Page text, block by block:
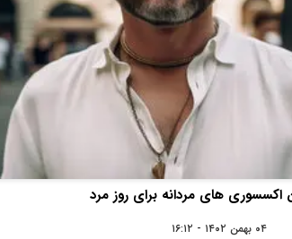
اکسسوری های مردانه برای روز مرد
۰۴ بهمن ۱۴۰۲ - ۱۶:۱۲